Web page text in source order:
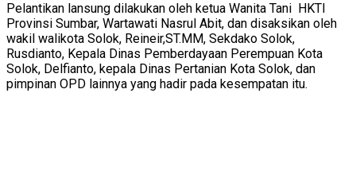
Pelantikan lansung dilakukan oleh ketua Wanita Tani HKTI
Provinsi Sumbar, Wartawati Nasrul Abit, dan disaksikan oleh
wakil walikota Solok, Reineir,ST.MM, Sekdako Solok,
Rusdianto, Kepala Dinas Pemberdayaan Perempuan Kota
Solok, Delfianto, kepala Dinas Pertanian Kota Solok, dan
pimpinan OPD lainnya yang hadir pada kesempatan itu.